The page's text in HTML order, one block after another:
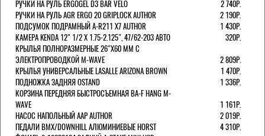
РУЧКИ НА РУЛЬ ERGOGEL D3 BAR VELO
2 740Р.
РУЧКИ НА РУЛЬ AGR ERGO 20 GRIPLOCK AUTHOR
2 190Р.
ПОДСУМОК ПОДРАМНЫЙ A-R211 X7 AUTHOR
1 430Р.
КАМЕРА KENDA 12" 1/2 Х 1.75-2.125", 47/62-203 АВТО
320Р.
КРЫЛЬЯ ПОЛНОРАЗМЕРНЫЕ 26"Х60 ММ С
ЭЛЕКТРОПРОВОДКОЙ M-WAVE
2 809Р.
КРЫЛЬЯ УНИВЕРСАЛЬНЫЕ LASALLE ARIZONA BROWN
1 470Р.
ПОДНОЖКА ЗАДНЯЯ OSTAND
1 336Р.
КОРЗИНА ПЕРЕДНЯЯ БЫСТРОСЪЕМНАЯ BA-F HANG M-
WAVE
1 161Р.
НАСОС НАПОЛЬНЫЙ AAP AUTHOR
2 019Р.
ПЕДАЛИ BMX/DOWNHILL АЛЮМИНИЕВЫЕ HORST
4 310Р.